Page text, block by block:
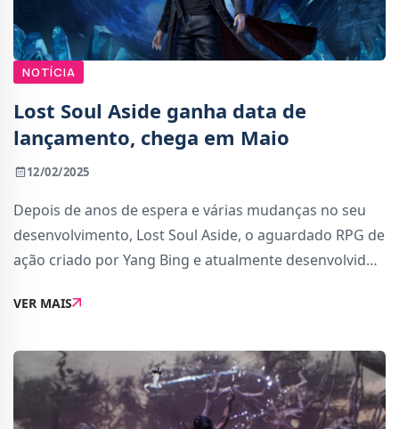
NOTÍCIA
Lost Soul Aside ganha data de
lançamento, chega em Maio
12/02/2025
Depois de anos de espera e várias mudanças no seu
desenvolvimento, Lost Soul Aside, o aguardado RPG de
ação criado por Yang Bing e atualmente desenvolvido
confirmada: 30 de maio de 2025. A reve
VER MAIS